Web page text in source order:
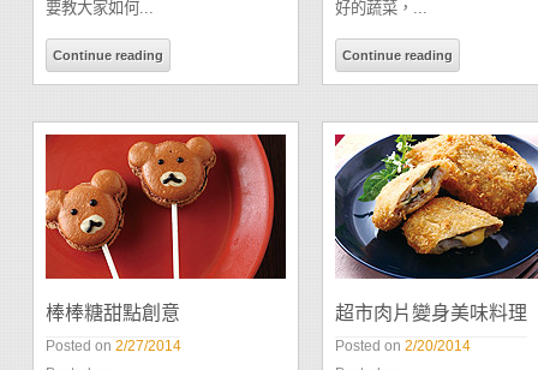
要教大家如何...
Continue reading
好的蔬菜，...
Continue reading
棒棒糖甜點創意
Posted on2/27/2014
超市肉片變身美味料理
Posted on 2/20/2014